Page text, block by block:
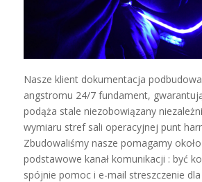
Nasze klient dokumentacja podbudowa
angstromu 24/7 fundament,
podąża stale niezobowiązany
wymiaru stref sali operacyjnej punt
Zbudowaliśmy nasze pomagamy
podstawowe kanał komunikacji : być
spójnie pomoc i e-mail streszczenie